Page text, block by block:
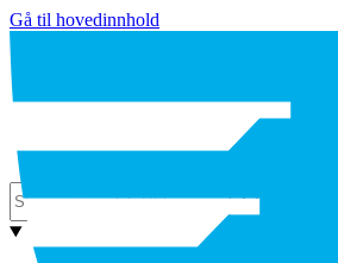
Gå til hovedinnhold